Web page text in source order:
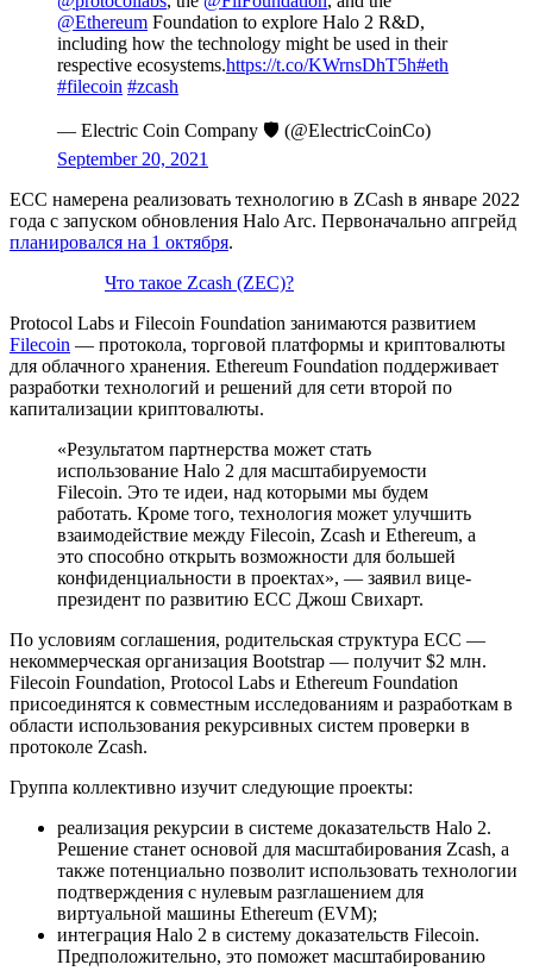
@Ethereum Foundation to explore Halo 2 R&D,
including how the technology might be used in their
respective ecosystems.https://t.co/KWrnsDhT5h#eth
#filecoin #zcash
— Electric Coin Company 🛡️ (@ElectricCoinCo)
September 20, 2021
ЕСС намерена реализовать технологию в ZCash в январе 2022
года с запуском обновления Halo Arc. Первоначально апгрейд
планировался на 1 октября.
Что такое Zcash (ZEC)?
Protocol Labs и Filecoin Foundation занимаются развитием
Filecoin — протокола, торговой платформы и криптовалюты
для облачного хранения. Ethereum Foundation поддерживает
разработки технологий и решений для сети второй по
капитализации криптовалюты.
«Результатом партнерства может стать
использование Halo 2 для масштабируемости
Filecoin. Это те идеи, над которыми мы будем
работать. Кроме того, технология может улучшить
взаимодействие между Filecoin, Zcash и Ethereum, а
это способно открыть возможности для большей
конфиденциальности в проектах», — заявил вице-
президент по развитию ЕСС Джош Свихарт.
По условиям соглашения, родительская структура ЕСС —
некоммерческая организация Bootstrap — получит $2 млн.
Filecoin Foundation, Protocol Labs и Ethereum Foundation
присоединятся к совместным исследованиям и разработкам в
области использования рекурсивных систем проверки в
протоколе Zcash.
Группа коллективно изучит следующие проекты:
реализация рекурсии в системе доказательств Halo 2.
Решение станет основой для масштабирования Zcash, а
также потенциально позволит использовать технологии
подтверждения с нулевым разглашением для
виртуальной машины Ethereum (EVM);
интеграция Halo 2 в систему доказательств Filecoin.
Предположительно, это поможет масштабированию